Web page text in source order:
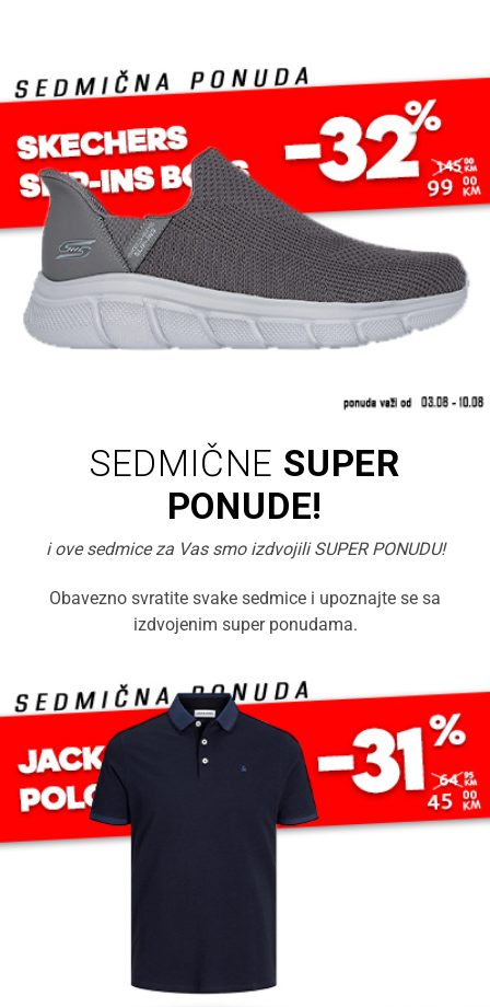
SEDMIČNE SUPER
PONUDE!
i ove sedmice za Vas smo izdvojili SUPER PONUDU!
Obavezno svratite svake sedmice i upoznajte se sa
izdvojenim super ponudama.